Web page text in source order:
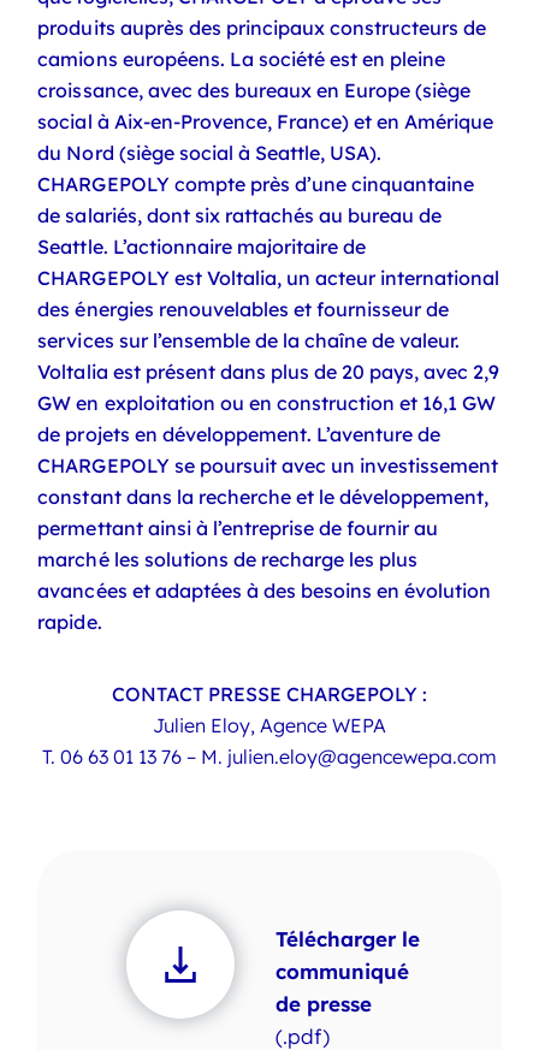
produits auprès des principaux constructeurs de
camions européens. La société est en pleine
croissance, avec des bureaux en Europe (siège
social à Aix-en-Provence, France) et en Amérique
du Nord (siège social à Seattle, USA).
CHARGEPOLY compte près d’une cinquantaine
de salariés, dont six rattachés au bureau de
Seattle. L’actionnaire majoritaire de
CHARGEPOLY est Voltalia, un acteur international
des énergies renouvelables et fournisseur de
services sur l’ensemble de la chaîne de valeur.
Voltalia est présent dans plus de 20 pays, avec 2,9
GW en exploitation ou en construction et 16,1 GW
de projets en développement. L’aventure de
CHARGEPOLY se poursuit avec un investissement
constant dans la recherche et le développement,
permettant ainsi à l’entreprise de fournir au
marché les solutions de recharge les plus
avancées et adaptées à des besoins en évolution
rapide.
CONTACT PRESSE CHARGEPOLY :
Julien Eloy, Agence WEPA
T. 06 63 01 13 76– M. julien.eloy@agencewepa.com
Télécharger le
communiqué
de presse
(.pdf)